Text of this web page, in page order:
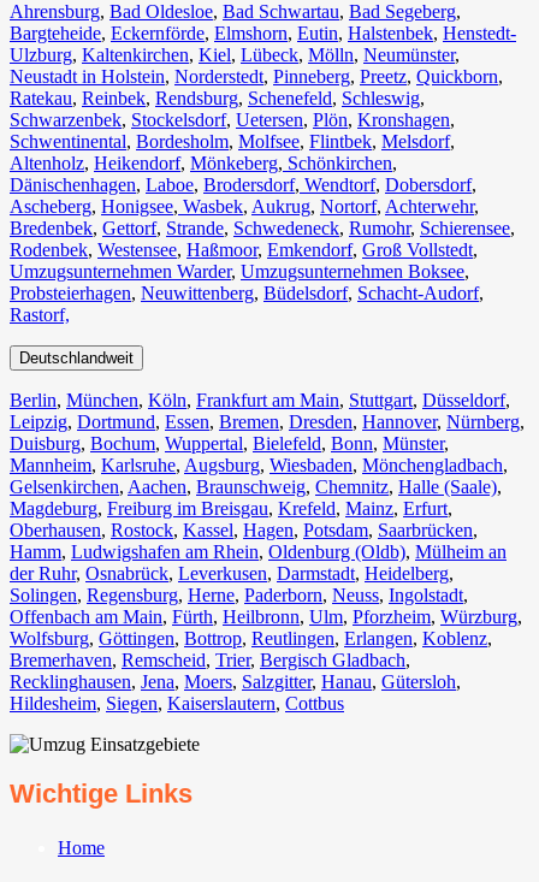
Ahrensburg, Bad Oldesloe, Bad Schwartau, Bad Segeberg,
Bargteheide, Eckernförde, Elmshorn, Eutin, Halstenbek, Henstedt-
Ulzburg, Kaltenkirchen, Kiel, Lübeck, Mölln, Neumünster,
Neustadt in Holstein, Norderstedt, Pinneberg, Preetz, Quickborn,
Ratekau, Reinbek, Rendsburg, Schenefeld, Schleswig,
Schwarzenbek, Stockelsdorf, Uetersen, Plön, Kronshagen,
Schwentinental, Bordesholm, Molfsee, Flintbek, Melsdorf,
Altenholz, Heikendorf, Mönkeberg, Schönkirchen,
Dänischenhagen, Laboe, Brodersdorf, Wendtorf, Dobersdorf,
Ascheberg, Honigsee, Wasbek, Aukrug, Nortorf, Achterwehr,
Bredenbek, Gettorf, Strande, Schwedeneck, Rumohr, Schierensee,
Rodenbek, Westensee, Haßmoor, Emkendorf, Groß Vollstedt,
Umzugsunternehmen Warder, Umzugsunternehmen Boksee,
Probsteierhagen, Neuwittenberg, Büdelsdorf, Schacht-Audorf,
Rastorf,
Deutschlandweit
Berlin⁠, München, Köln⁠, Frankfurt am Main, Stuttgart, Düsseldorf,
Leipzig, Dortmund, Essen, Bremen, Dresden, Hannover, Nürnberg,
Duisburg⁠, Bochum, Wuppertal⁠, Bielefeld⁠, Bonn⁠, Münster⁠,
Mannheim, Karlsruhe, Augsburg, Wiesbaden⁠, Mönchengladbach⁠,
Gelsenkirchen⁠, Aachen⁠, Braunschweig, Chemnitz⁠, Halle (Saale)⁠,
Magdeburg, Freiburg im Breisgau⁠, Krefeld⁠, Mainz⁠, Erfurt,
Oberhausen⁠, Rostock⁠, Kassel⁠, Hagen, Potsdam, Saarbrücken⁠,
Hamm, Ludwigshafen am Rhein⁠, Oldenburg (Oldb), Mülheim an
der Ruhr, Osnabrück⁠, Leverkusen, Darmstadt⁠, Heidelberg,
Solingen, Regensburg, Herne⁠, Paderborn, Neuss, Ingolstadt,
Offenbach am Main, Fürth⁠, Heilbronn, Ulm⁠, Pforzheim, Würzburg,
Wolfsburg⁠, Göttingen, Bottrop, Reutlingen, Erlangen⁠, Koblenz,
Bremerhaven⁠, Remscheid, Trier⁠, Bergisch Gladbach,
Recklinghausen, Jena⁠, Moers⁠, Salzgitter⁠, Hanau, Gütersloh,
Hildesheim⁠, Siegen⁠, Kaiserslautern⁠, Cottbus⁠
Wichtige Links
Home